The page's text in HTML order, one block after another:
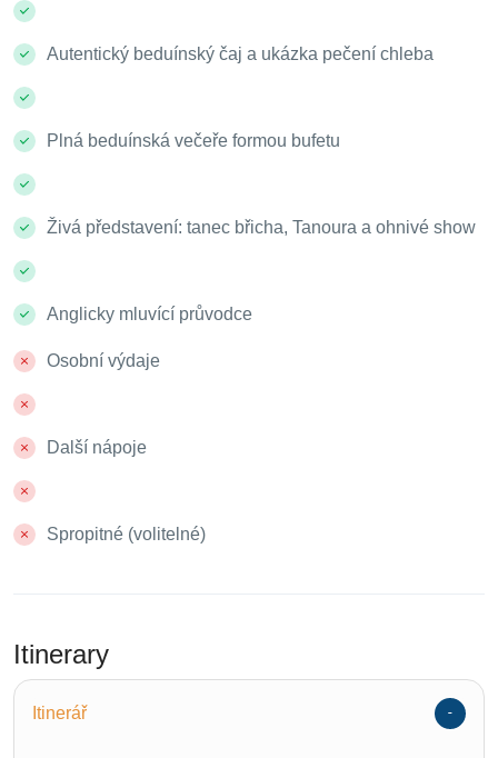
Autentický beduínský čaj a ukázka pečení chleba
Plná beduínská večeře formou bufetu
Živá představení: tanec břicha, Tanoura a ohnivé show
Anglicky mluvící průvodce
Osobní výdaje
Další nápoje
Spropitné (volitelné)
Itinerary
Itinerář